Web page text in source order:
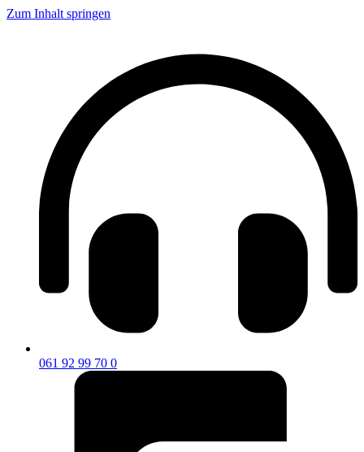
Zum Inhalt springen
061 92 99 70 0